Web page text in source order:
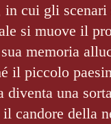
in cui gli
si muove il
memoria
il piccolo
diventa una
candore della